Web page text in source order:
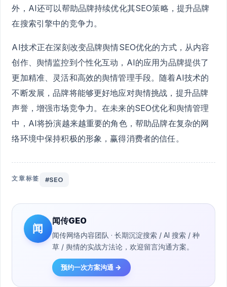
外，AI还可以帮助品牌持续优化其SEO策略，提升品牌
在搜索引擎中的竞争力。
AI技术正在深刻改变品牌舆情SEO优化的方式，从内容
创作、舆情监控到个性化互动，AI的应用为品牌提供了
更加精准、灵活和高效的舆情管理手段。随着AI技术的
不断发展，品牌将能够更好地应对舆情挑战，提升品牌
声誉，增强市场竞争力。在未来的SEO优化和舆情管理
中，AI将扮演越来越重要的角色，帮助品牌在复杂的网
络环境中保持积极的形象，赢得消费者的信任。
文章标签 #SEO
闻
闻传GEO
闻传网络内容团队 · 长期沉淀搜索 / AI 搜索 / 种
草 / 舆情的实战方法论，欢迎留言沟通方案。
预约一次方案沟通 →